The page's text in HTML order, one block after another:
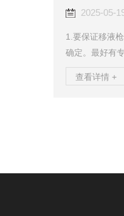
2025-05-
1.要保证移液
确定。最好有
时。3.要在实
查看详情 +